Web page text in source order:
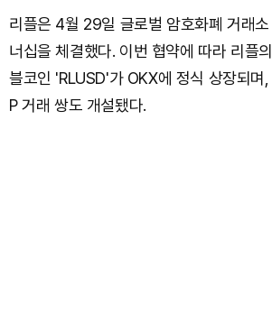
리플은 4월 29일 글로벌 암호화폐 거래
너십을 체결했다. 이번 협약에 따라 리플
블코인 'RLUSD'가 OKX에 정식 상장되며
P 거래 쌍도 개설됐다.